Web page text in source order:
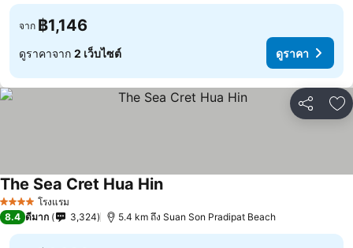
จาก ฿1,146
ดูราคาจาก 2 เว็บไซต์ ดูราคา
แชร์ เ
4 ดาว โรงแรม
The Sea Cret Hua Hin
8.4 ดีมาก 3,324 5.4 km ถึง Suan Son Pradipat Beach